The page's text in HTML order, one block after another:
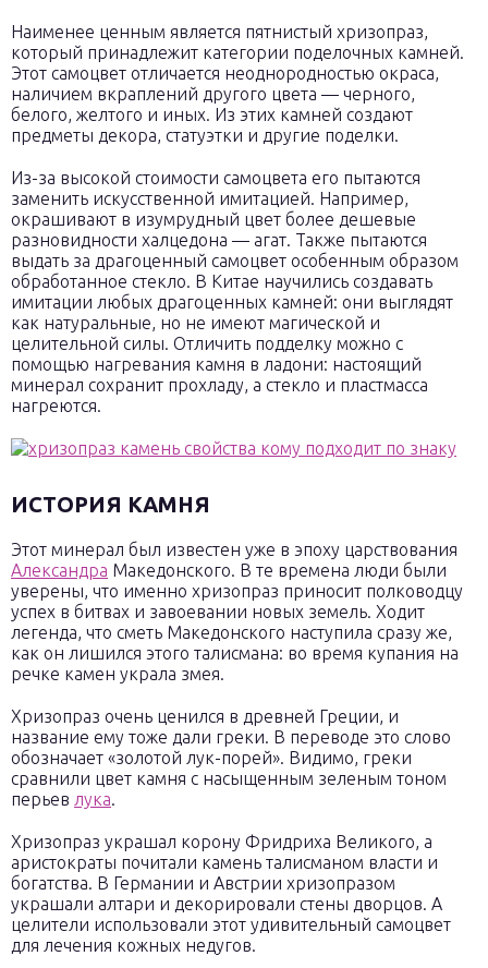
Наименее ценным является пятнистый хризопраз,
который принадлежит категории поделочных камней.
Этот самоцвет отличается неоднородностью окраса,
наличием вкраплений другого цвета — черного,
белого, желтого и иных. Из этих камней создают
предметы декора, статуэтки и другие поделки.
Из-за высокой стоимости самоцвета его пытаются
заменить искусственной имитацией. Например,
окрашивают в изумрудный цвет более дешевые
разновидности халцедона — агат. Также пытаются
выдать за драгоценный самоцвет особенным образом
обработанное стекло. В Китае научились создавать
имитации любых драгоценных камней: они выглядят
как натуральные, но не имеют магической и
целительной силы. Отличить подделку можно с
помощью нагревания камня в ладони: настоящий
минерал сохранит прохладу, а стекло и пластмасса
нагреются.
ИСТОРИЯ КАМНЯ
Этот минерал был известен уже в эпоху царствования
Александра Македонского. В те времена люди были
уверены, что именно хризопраз приносит полководцу
успех в битвах и завоевании новых земель. Ходит
легенда, что сметь Македонского наступила сразу же,
как он лишился этого талисмана: во время купания на
речке камен украла змея.
Хризопраз очень ценился в древней Греции, и
название ему тоже дали греки. В переводе это слово
обозначает «золотой лук-порей». Видимо, греки
сравнили цвет камня с насыщенным зеленым тоном
перьев лука.
Хризопраз украшал корону Фридриха Великого, а
аристократы почитали камень талисманом власти и
богатства. В Германии и Австрии хризопразом
украшали алтари и декорировали стены дворцов. А
целители использовали этот удивительный самоцвет
для лечения кожных недугов.